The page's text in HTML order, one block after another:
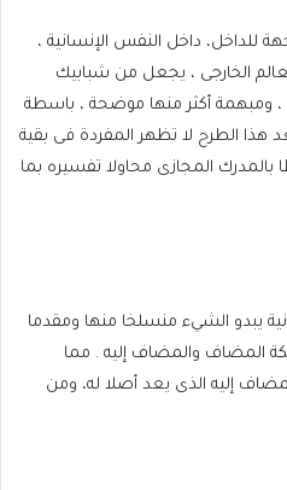
للداخل، داخل النفس الإنسانية ،
الخارجى ، يجعل من شبابيك
، ومبهمة أكثر منها موضحة ، باسطة
هذا الطرح لا تظهر المفردة فى بقية
بالمدرك المجازى محاولا تفسيره بما
يبدو الشيء منسلخا منها ومقدما
المضاف والمضاف إليه . مما
إليه الذى يعد أصلا له، ومن